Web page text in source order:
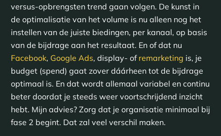
versus-opbrengsten trend gaan volgen. De kunst in
de optimalisatie van het volume is nu alleen nog het
instellen van de juiste biedingen, per kanaal, op basis
van de bijdrage aan het resultaat. En of dat nu
Facebook, Google Ads, display- of remarketing is, je
budget (spend) gaat zover dáárheen tot de bijdrage
optimaal is. En dat wordt allemaal variabel en continu
beter doordat je steeds weer voortschrijdend inzicht
hebt. Mijn advies? Zorg dat je organisatie minimaal bij
fase 2 begint. Dat zal veel verschil maken.